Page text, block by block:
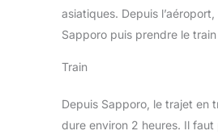
asiatiques. Depuis
Sapporo puis prendre le
Train
Depuis Sapporo, le trajet en
dure environ 2 heures. Il faut